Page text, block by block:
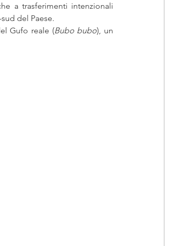
a trasferimenti intenzionali
del Paese.
Gufo reale (Bubo bubo), un